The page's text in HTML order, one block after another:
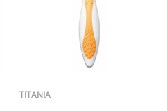
TITANIA